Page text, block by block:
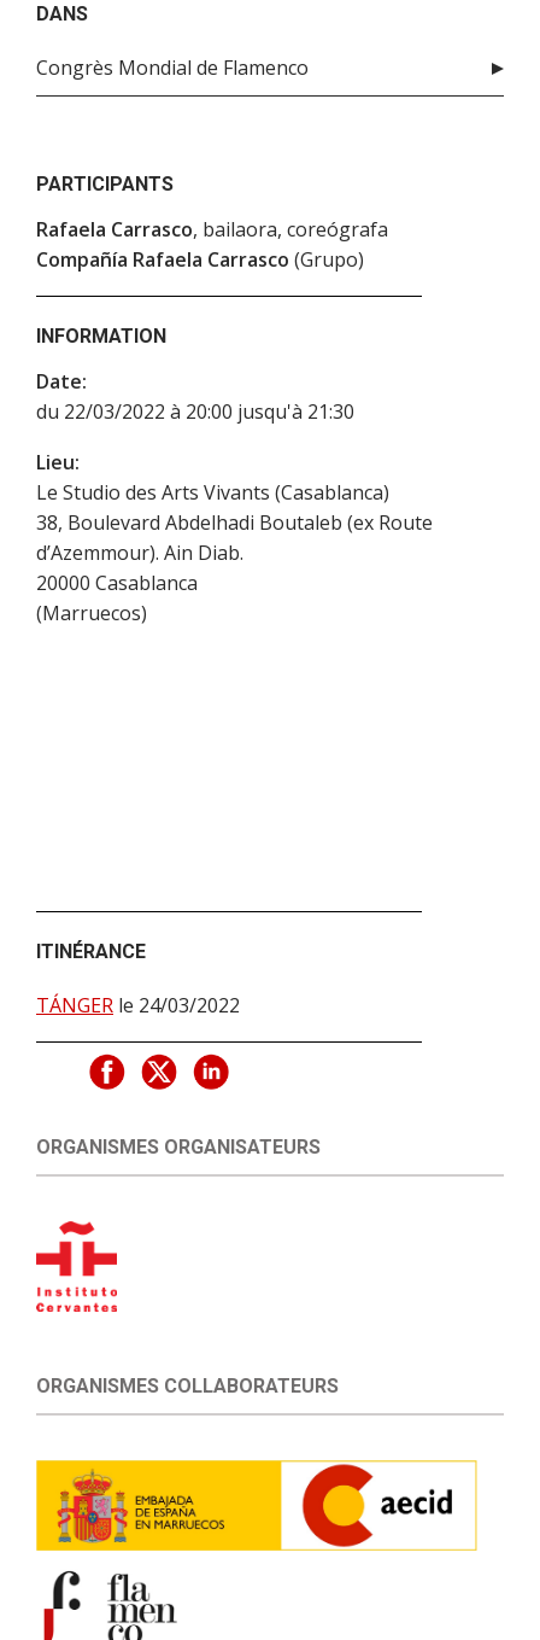
DANS
Congrès Mondial de Flamenco
PARTICIPANTS
Rafaela Carrasco, bailaora, coreógrafa
Compañía Rafaela Carrasco (Grupo)
INFORMATION
Date:
du 22/03/2022 à 20:00 jusqu'à 21:30
Lieu:
Le Studio des Arts Vivants (Casablanca)
38, Boulevard Abdelhadi Boutaleb (ex Route
d’Azemmour). Ain Diab.
20000 Casablanca
(Marruecos)
ITINÉRANCE
TÁNGER le 24/03/2022
ORGANISMES ORGANISATEURS
ORGANISMES COLLABORATEURS